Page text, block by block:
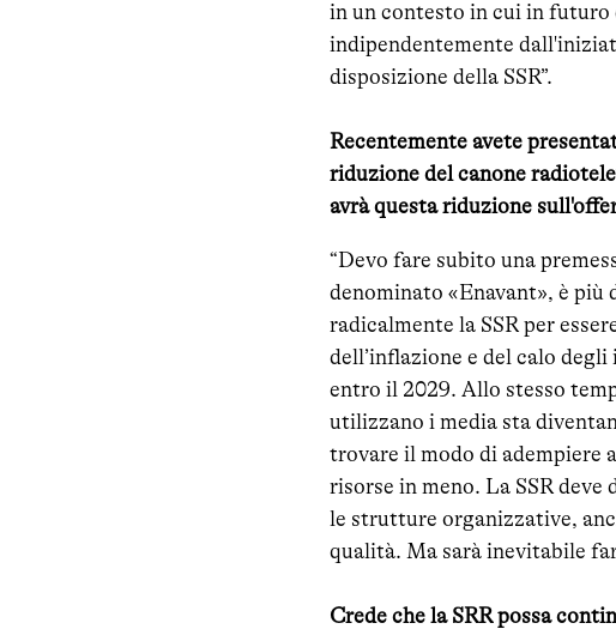
in un contesto in cui in futuro
indipendentemente
disposizione della SSR”.
Recentemente avete
riduzione del canone
avrà questa riduzione
“Devo fare subito una
denominato «Enavant», è
radicalmente la SSR per
dell’inflazione e del calo
entro il 2029. Allo stesso
utilizzano i media sta
trovare il modo di adempiere
risorse in meno. La SSR
le strutture organizzative,
qualità. Ma sarà inevitabile
Crede che la SRR possa